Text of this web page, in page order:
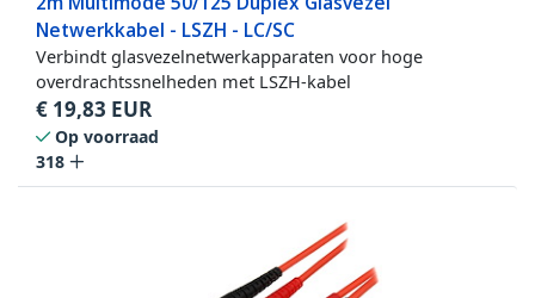
Netwerkkabel - LSZH - LC/SC
Verbindt glasvezelnetwerkapparaten voor hoge
overdrachtssnelheden met LSZH-kabel
€ 19,83 EUR
Op voorraad
318